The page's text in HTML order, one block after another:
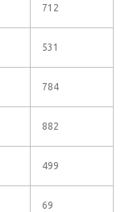
712
531
784
882
499
69